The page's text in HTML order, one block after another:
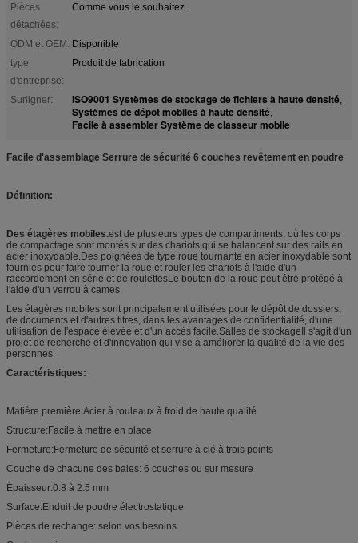
Pièces
détachées:
Comme vous le souhaitez.
ODM et OEM: Disponible
type
d'entreprise:
Produit de fabrication
Surligner: ISO9001 Systèmes de stockage de fichiers à haute densité,
Systèmes de dépôt mobiles à haute densité,
Facile à assembler Système de classeur mobile
Facile d'assemblage Serrure de sécurité 6 couches revêtement en poudre
Définition:
Des étagères mobiles.est de plusieurs types de compartiments, où les corps
de compactage sont montés sur des chariots qui se balancent sur des rails en
acier inoxydable.Des poignées de type roue tournante en acier inoxydable sont
fournies pour faire tourner la roue et rouler les chariots à l'aide d'un
raccordement en série et de roulettesLe bouton de la roue peut être protégé à
l'aide d'un verrou à cames.
Les étagères mobiles sont principalement utilisées pour le dépôt de dossiers,
de documents et d'autres titres, dans les avantages de confidentialité, d'une
utilisation de l'espace élevée et d'un accès facile.Salles de stockageIl s'agit d'un
projet de recherche et d'innovation qui vise à améliorer la qualité de la vie des
personnes.
Caractéristiques:
Matière première:Acier à rouleaux à froid de haute qualité
Structure:Facile à mettre en place
Fermeture:Fermeture de sécurité et serrure à clé à trois points
Couche de chacune des baies: 6 couches ou sur mesure
Épaisseur:0.8 à 2.5 mm
Surface:Enduit de poudre électrostatique
Pièces de rechange: selon vos besoins